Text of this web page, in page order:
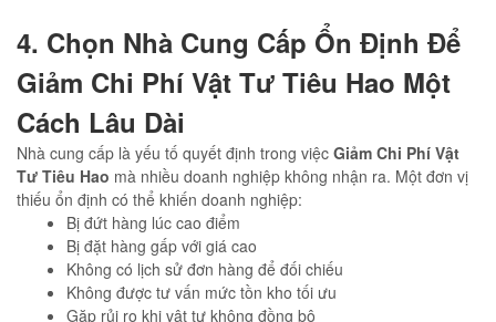
4. Chọn Nhà Cung Cấp Ổn Định Để
Giảm Chi Phí Vật Tư Tiêu Hao Một
Cách Lâu Dài
Nhà cung cấp là yếu tố quyết định trong việc Giảm Chi Phí Vật
Tư Tiêu Hao mà nhiều doanh nghiệp không nhận ra. Một đơn vị
thiếu ổn định có thể khiến doanh nghiệp:
Bị đứt hàng lúc cao điểm
Bị đặt hàng gấp với giá cao
Không có lịch sử đơn hàng để đối chiếu
Không được tư vấn mức tồn kho tối ưu
Gặp rủi ro khi vật tư không đồng bộ